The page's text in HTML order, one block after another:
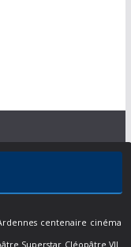
centenaire cinéma
Superstar Cléopâtre VII